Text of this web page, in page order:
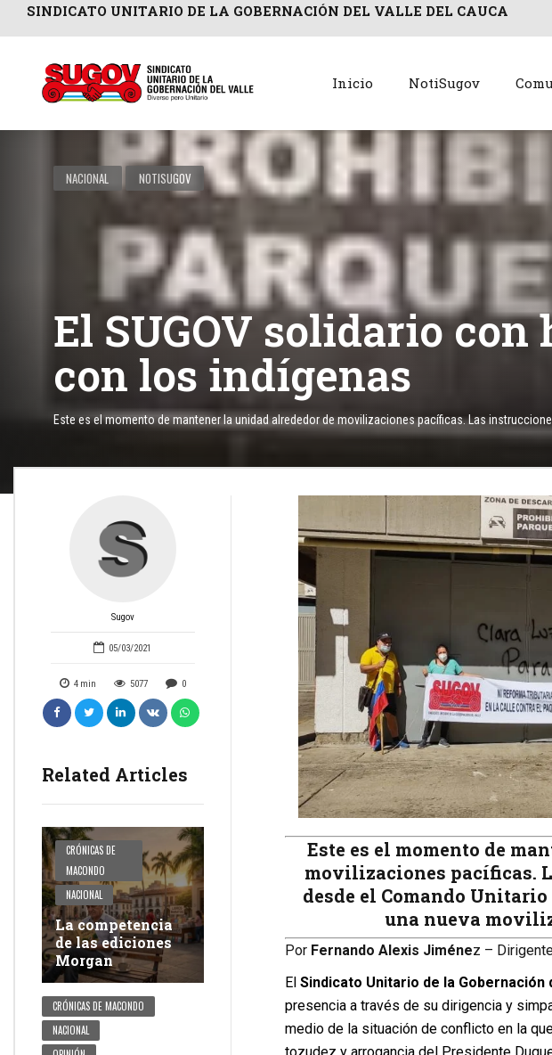
SINDICATO UNITARIO DE LA GOBERNACIÓN DEL VALLE DEL CAUCA
Inicio NotiSugov
NACIONAL NOTISUGOV
El SUGOV solidario
con los indígenas
Este es el momento de mantener la unidad alrededor de movilizaciones pacíficas. Las
Sugov
05/03/2021
4 min 5077 0
Related Articles
CRÓNICAS DE
MACONDO
NACIONAL
La competencia
de las ediciones
Morgan
CRÓNICAS DE MACONDO
NACIONAL
Este es el momento de
movilizaciones pacíficas.
desde el Comando
una nueva
Por Fernando Alexis Jiménez –
El Sindicato Unitario de la Gobernación
presencia a través de su dirigencia y
medio de la situación de conflicto en la
tozudez y arrogancia del Presidente